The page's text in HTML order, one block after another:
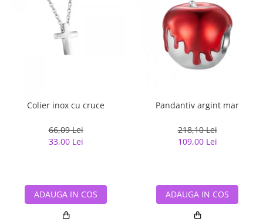
Colier inox cu cruce
66,09 Lei
33,00 Lei
ADAUGA IN COS
Pandantiv argint mar
218,10 Lei
109,00 Lei
ADAUGA IN COS